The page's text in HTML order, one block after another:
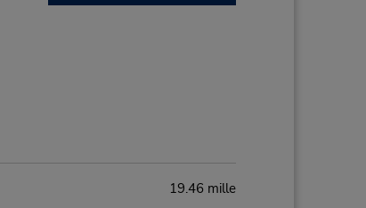
19.46 mille